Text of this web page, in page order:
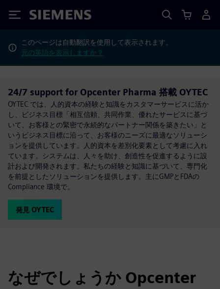
Siemens
このページは自動翻訳を使用して表示されます。
元の英語を表示しますか？
24/7 support for Opcenter Pharma 搭載 OYTEC
OYTEC では、人的資本の経験と知識をカスタマーサービスに活か
し、ビジネス目標「相互信頼、共同作業、優れたサービスに基づ
いて、お客様との緊密で永続的なパートナー関係を築きたい」と
いうビジネス目標に沿って、お客様のニーズに最適なソリューシ
ョンを提供しています。人的資本を差別化要素として考慮に入れ
ています。システムは、人々を助け、創造性を促進するように設
計および開発されます。私たちの経験と知識に基づいて、専門化
を前提としたソリューションを提供します。主にGMPとFDAの
Compliance 環境で。
発見 OYTEC
なぜでしょうか Opcenter